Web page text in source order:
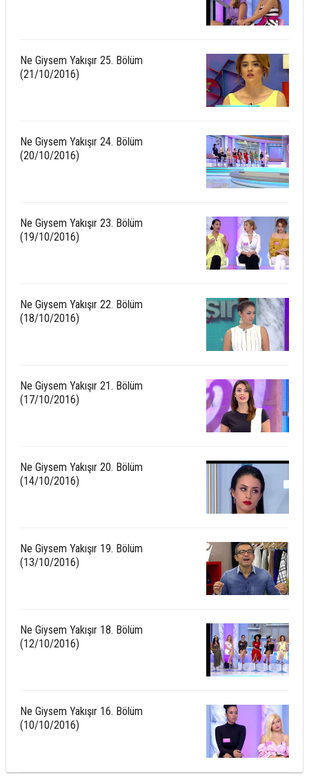
Ne Giysem Yakışır 25. Bölüm
(21/10/2016)
Ne Giysem Yakışır 24. Bölüm
(20/10/2016)
Ne Giysem Yakışır 23. Bölüm
(19/10/2016)
Ne Giysem Yakışır 22. Bölüm
(18/10/2016)
Ne Giysem Yakışır 21. Bölüm
(17/10/2016)
Ne Giysem Yakışır 20. Bölüm
(14/10/2016)
Ne Giysem Yakışır 19. Bölüm
(13/10/2016)
Ne Giysem Yakışır 18. Bölüm
(12/10/2016)
Ne Giysem Yakışır 16. Bölüm
(10/10/2016)